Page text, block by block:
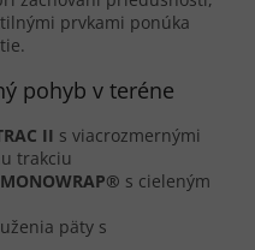
prvkami ponúka
pohyb v teréne
II s viacrozmernými
trakciu
s cieleným
päty s